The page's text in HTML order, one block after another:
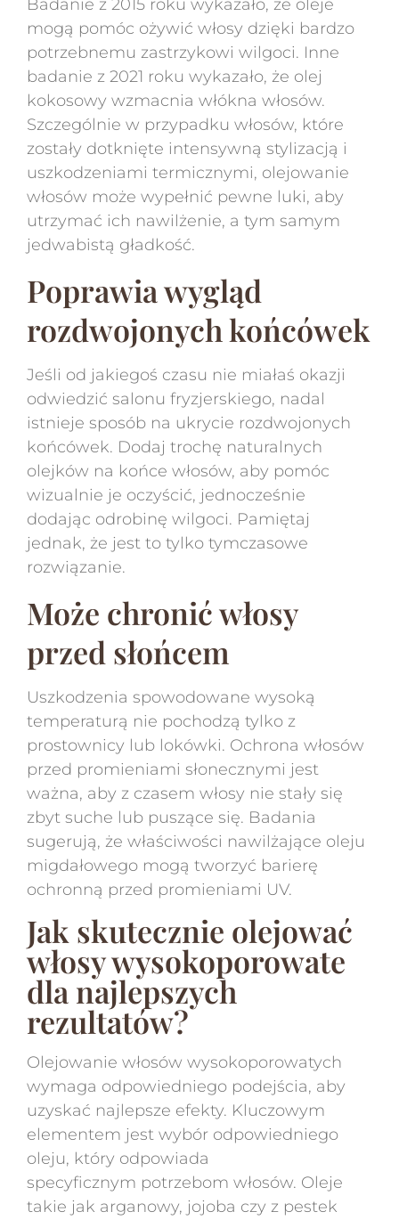
Badanie z 2015 roku wykazało, że oleje
mogą pomóc ożywić włosy dzięki bardzo
potrzebnemu zastrzykowi wilgoci. Inne
badanie z 2021 roku wykazało, że olej
kokosowy wzmacnia włókna włosów.
Szczególnie w przypadku włosów, które
zostały dotknięte intensywną stylizacją i
uszkodzeniami termicznymi, olejowanie
włosów może wypełnić pewne luki, aby
utrzymać ich nawilżenie, a tym samym
jedwabistą gładkość.
Poprawia wygląd
rozdwojonych końcówek
Jeśli od jakiegoś czasu nie miałaś okazji
odwiedzić salonu fryzjerskiego, nadal
istnieje sposób na ukrycie rozdwojonych
końcówek. Dodaj trochę naturalnych
olejków na końce włosów, aby pomóc
wizualnie je oczyścić, jednocześnie
dodając odrobinę wilgoci. Pamiętaj
jednak, że jest to tylko tymczasowe
rozwiązanie.
Może chronić włosy
przed słońcem
Uszkodzenia spowodowane wysoką
temperaturą nie pochodzą tylko z
prostownicy lub lokówki. Ochrona włosów
przed promieniami słonecznymi jest
ważna, aby z czasem włosy nie stały się
zbyt suche lub puszące się. Badania
sugerują, że właściwości nawilżające oleju
migdałowego mogą tworzyć barierę
ochronną przed promieniami UV.
Jak skutecznie olejować
włosy wysokoporowate
dla najlepszych
rezultatów?
Olejowanie włosów wysokoporowatych
wymaga odpowiedniego podejścia, aby
uzyskać najlepsze efekty. Kluczowym
elementem jest wybór odpowiedniego
oleju, który odpowiada
specyficznym potrzebom włosów. Oleje
takie jak arganowy, jojoba czy z pestek